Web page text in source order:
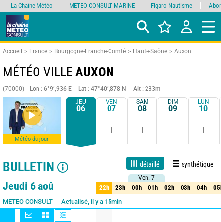
Accueil France Bourgogne-Franche-Comté Haute-Saône Auxon
MÉTÉO VILLE AUXON
(70000) Lon : 6°9’,936 E Lat : 47°40’,878 N Alt : 233m
Météo du jour
JEU
06
- -
VEN
07
- -
SAM
08
- -
DIM
09
- -
LUN
10
- -
BULLETIN détaillé synthétique
Live 1 jour 3 jours 15 jours Fiabilité 90%
Jeudi 6 aoû
METEO CONSULT Actualisé, il y a 15min
Ven. 7
22h 23h 00h 01h 02h 03h 04h
Ven. 7
22h 23h 00h 01h 02h 03h 04h
La Chaîne Météo METEO CONSULT MARINE Figaro Nautisme